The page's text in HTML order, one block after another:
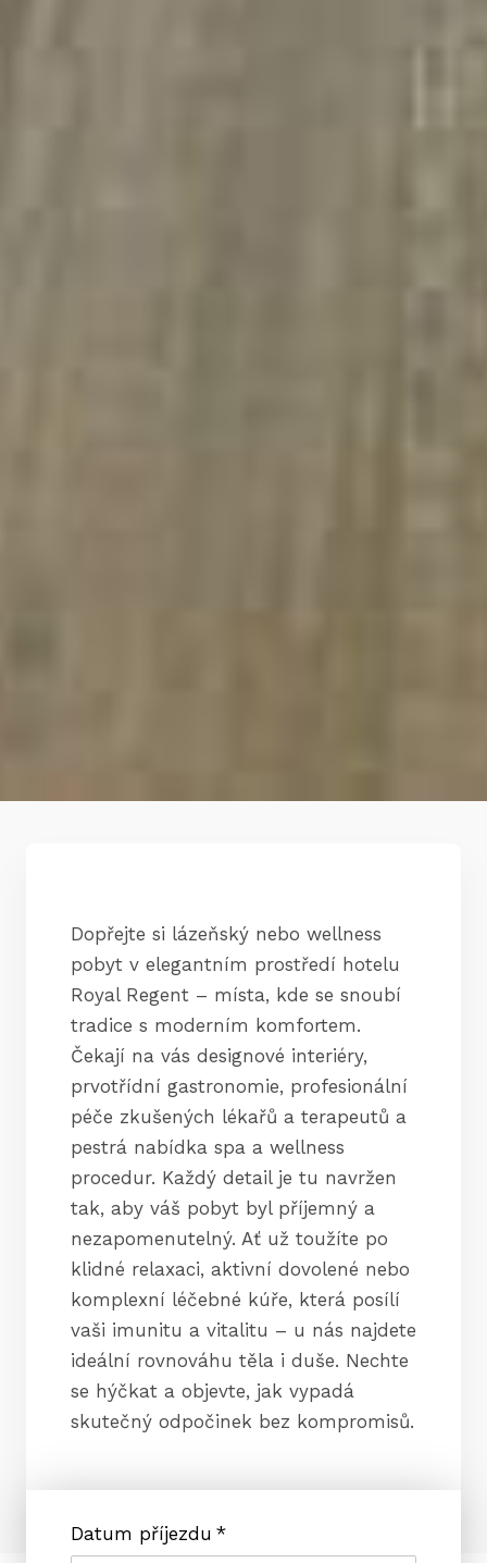
Dopřejte si lázeňský nebo wellness
pobyt v elegantním prostředí hotelu
Royal Regent – místa, kde se snoubí
tradice s moderním komfortem.
Čekají na vás designové interiéry,
prvotřídní gastronomie, profesionální
péče zkušených lékařů a terapeutů a
pestrá nabídka spa a wellness
procedur. Každý detail je tu navržen
tak, aby váš pobyt byl příjemný a
nezapomenutelný. Ať už toužíte po
klidné relaxaci, aktivní dovolené nebo
komplexní léčebné kúře, která posílí
vaši imunitu a vitalitu – u nás najdete
ideální rovnováhu těla i duše. Nechte
se hýčkat a objevte, jak vypadá
skutečný odpočinek bez kompromisů.
Datum příjezdu *